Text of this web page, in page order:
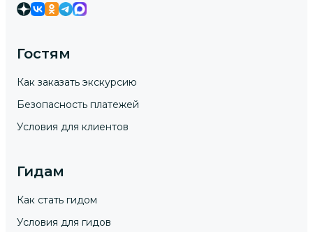
Гостям
Как заказать экскурсию
Безопасность платежей
Условия для клиентов
Гидам
Как стать гидом
Условия для гидов